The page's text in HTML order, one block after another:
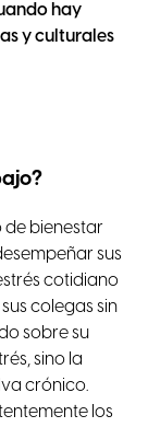
hay
y culturales
de bienestar
sus
cotidiano
colegas sin
sobre su
sino la
crónico.
los